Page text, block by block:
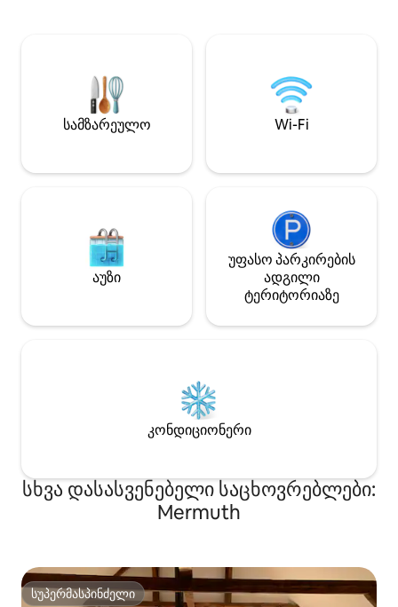
მისაღებ ოთახში ➜ Პოპკორნის
აპარატი ➜ Კონფიდენციალურობა და
უშუალო მეზობლების გარეშე
სამზარეულო Wi-Fi
აუზი
უფასო პარკირების
ადგილი
ტერიტორიაზე
კონდიციონერი
სხვა დასასვენებელი საცხოვრებლები:
Mermuth
სუპერმასპინძელი
სუპერმასპინძელი